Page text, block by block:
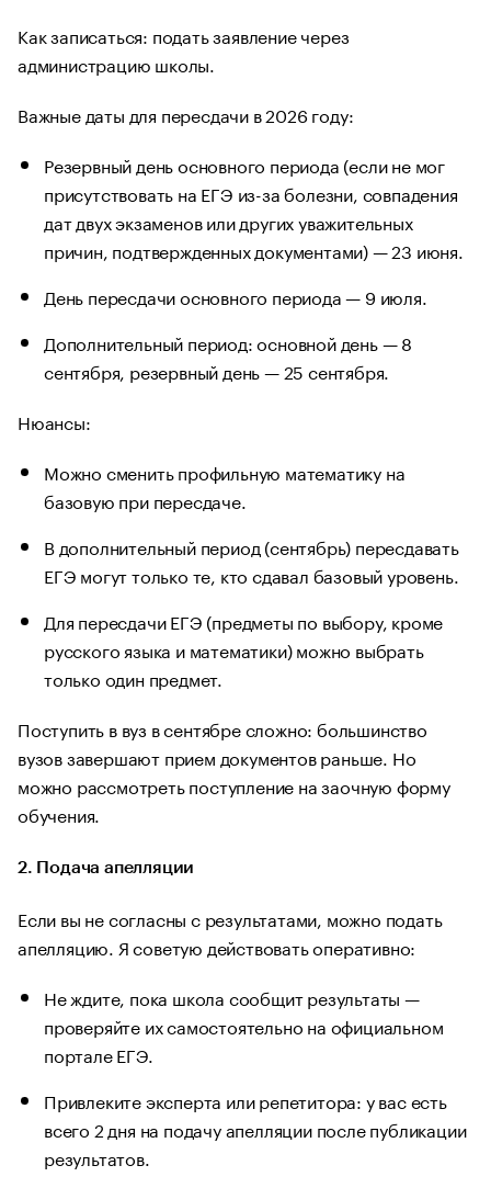
Как записаться: подать заявление через
администрацию школы.
Важные даты для пересдачи в 2026 году:
Резервный день основного периода (если не мог
присутствовать на ЕГЭ из-за болезни, совпадения
дат двух экзаменов или других уважительных
причин, подтвержденных документами) — 23 июня.
День пересдачи основного периода — 9 июля.
Дополнительный период: основной день — 8
сентября, резервный день — 25 сентября.
Нюансы:
Можно сменить профильную математику на
базовую при пересдаче.
В дополнительный период (сентябрь) пересдавать
ЕГЭ могут только те, кто сдавал базовый уровень.
Для пересдачи ЕГЭ (предметы по выбору, кроме
русского языка и математики) можно выбрать
только один предмет.
Поступить в вуз в сентябре сложно: большинство
вузов завершают прием документов раньше. Но
можно рассмотреть поступление на заочную форму
обучения.
2. Подача апелляции
Если вы не согласны с результатами, можно подать
апелляцию. Я советую действовать оперативно:
Не ждите, пока школа сообщит результаты —
проверяйте их самостоятельно на официальном
портале ЕГЭ.
Привлеките эксперта или репетитора: у вас есть
всего 2 дня на подачу апелляции после публикации
результатов.